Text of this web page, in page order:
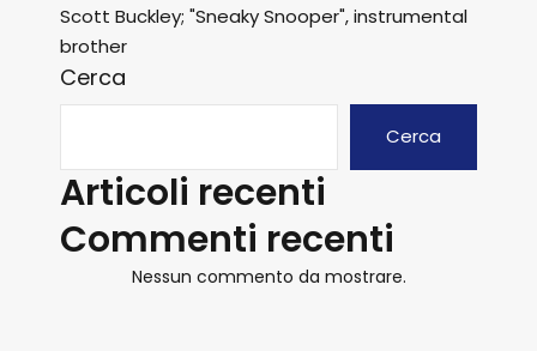
Scott Buckley; "Sneaky Snooper", instrumental
brother
Cerca
Cerca
Articoli recenti
Commenti recenti
Nessun commento da mostrare.